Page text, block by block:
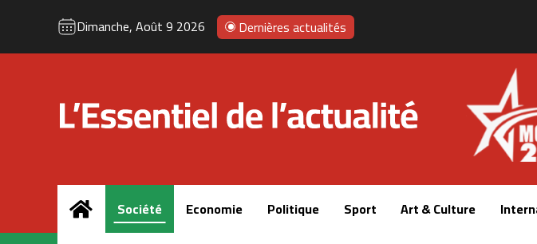
Dimanche, Août 9 2026 Dernières actualités
AccueilSociété Economie Politique Sport Art & Culture